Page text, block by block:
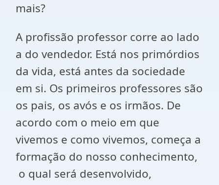
mais?
A profissão professor corre ao lado
a do vendedor. Está nos primórdios
da vida, está antes da sociedade
em si. Os primeiros professores são
os pais, os avós e os irmãos. De
acordo com o meio em que
vivemos e como vivemos, começa a
formação do nosso conhecimento,
o qual será desenvolvido,